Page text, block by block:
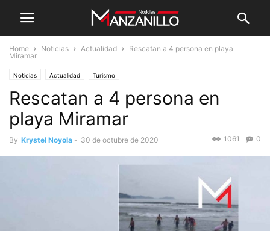
Home Noticias Actualidad
Rescatan a 4 persona en playa
Miramar
Noticias Actualidad Turismo
Rescatan a 4 persona en
playa Miramar
By Krystel Noyola - 30 de octubre de 2020 0
1061